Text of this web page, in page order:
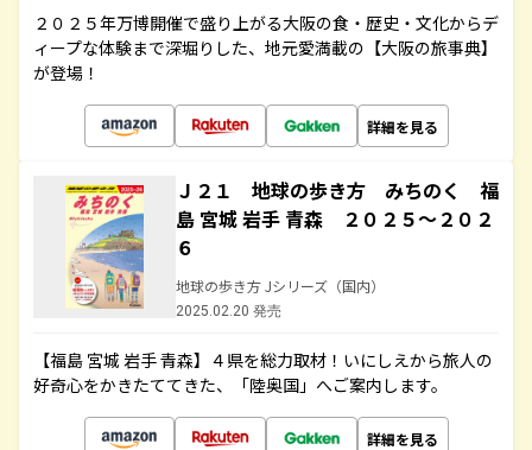
２０２５年万博開催で盛り上がる大阪の食・歴史・文化からデ
ィープな体験まで深堀りした、地元愛満載の【大阪の旅事典】
が登場！
詳細を見る
Ｊ２１ 地球の歩き方 みちのく 福
島 宮城 岩手 青森 ２０２５～２０２
６
地球の歩き方 Jシリーズ（国内）
2025.02.20 発売
【福島 宮城 岩手 青森】４県を総力取材！いにしえから旅人の
好奇心をかきたててきた、「陸奥国」へご案内します。
詳細を見る